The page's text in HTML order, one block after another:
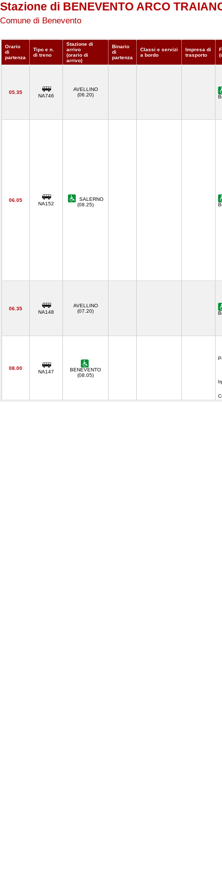
Stazione di BENEVENTO ARCO
Comune di Benevento
Orario
di
partenza
Tipo e n.
di treno
Stazione di
arrivo
(orario di
arrivo)
Binario
di
partenza
Classi e servizi
a bordo
Impresa di
trasporto
05.35
NA746
AVELLINO
(06.20)
06.05
NA152
SALERNO
(08.25)
06.35
NA148
AVELLINO
(07.20)
08.00
NA147
BENEVENTO
(08.05)